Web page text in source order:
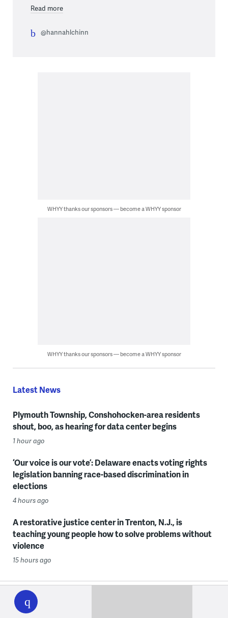
WHYY
play
Read more
@hannahlchinn
WHYY thanks our sponsors — become a WHYY sponsor
WHYY thanks our sponsors — become a WHYY sponsor
Latest News
Plymouth Township, Conshohocken-area residents
shout, boo, as hearing for data center begins
1 hour ago
‘Our voice is our vote’: Delaware enacts voting rights
legislation banning race-based discrimination in
elections
4 hours ago
A restorative justice center in Trenton, N.J., is
teaching young people how to solve problems without
violence
15 hours ago
Want a digest of WHYY’s programs, events & stories?